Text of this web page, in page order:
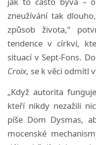
zneužívání tak
způsob života,“
tendence v církvi,
situací v Sept-Fons.
Croix, se k věci odmítl
„Když autorita
kteří nikdy nezažili
píše Dom Dysmas,
mocenské